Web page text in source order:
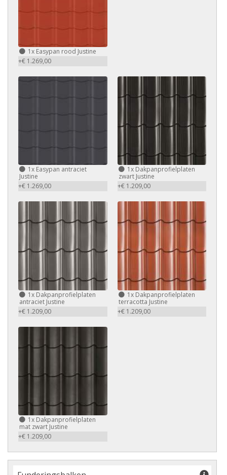
1x Easypan rood Justine
+€ 1.269,00
1x Easypan antraciet
Justine
+€ 1.269,00
1x Dakpanprofielplaten
zwart Justine
+€ 1.209,00
1x Dakpanprofielplaten
antraciet Justine
+€ 1.209,00
1x Dakpanprofielplaten
terracotta Justine
+€ 1.209,00
1x Dakpanprofielplaten
mat zwart Justine
+€ 1.209,00